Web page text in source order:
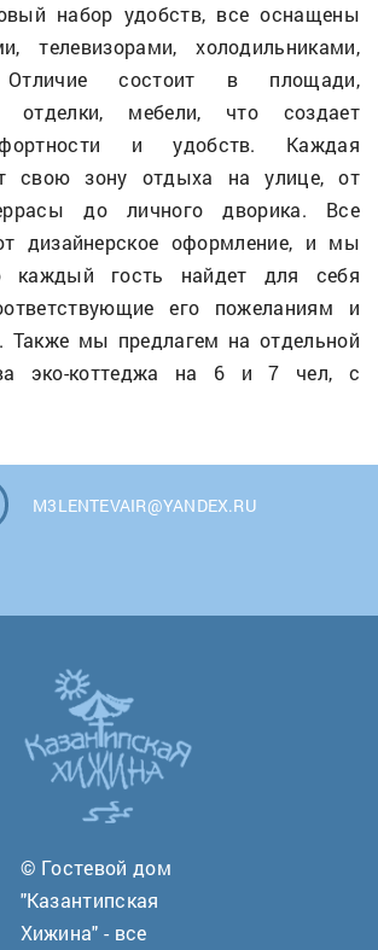
набор удобств, все оснащены
телевизорами, холодильниками,
состоит в площади,
отделки, мебели, что создает
и удобств. Каждая
свою зону отдыха на улице, от
до личного дворика. Все
дизайнерское оформление, и мы
каждый гость найдет для себя
его пожеланиям и
Также мы предлагем на отдельной
эко-коттеджа на 6 и 7 чел, с
M3LENTEVAIR@YANDEX.RU
© Гостевой дом
"Казантипская
Хижина" - все